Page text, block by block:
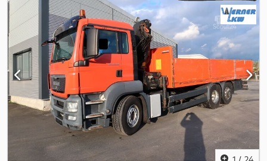
4 800 mm, bremzes:intarders, krāsa: dzeltens
, vadītāja kabīne:
gulēšanas kabīne, pārnesuma veids:automātisks
, emisijas klase:
Euro 5 , piekares sistēma:tērauds-gaiss, iekraušanas telpas
tilpums:16 m³, krautuves garums:6 600 mm, iekraušanas vietas
platums:
2 490 mm, iekraušanas telpas augstums:1 000 mm,
Aprīkojums:
ABS, celtnis, diferenciāļa bloķētājs, gaisa
kondicionēšana, hidraulika, kruīza kontrole, papildu priekšējie
lukturi, piekabes sakabe, stāvvietas sildītājs, vilces kontroles
sistēma, zems līmenis troksnis,